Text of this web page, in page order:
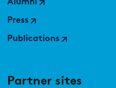
Alumni
Press
Publications
Partner sites